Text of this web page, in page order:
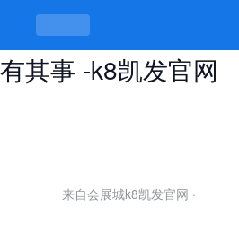
南阳七一路粉红小屋
有其事 -k8凯发官网
来自会展城k8凯发官网 ·